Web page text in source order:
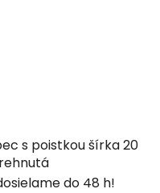
s poistkou šírka 20